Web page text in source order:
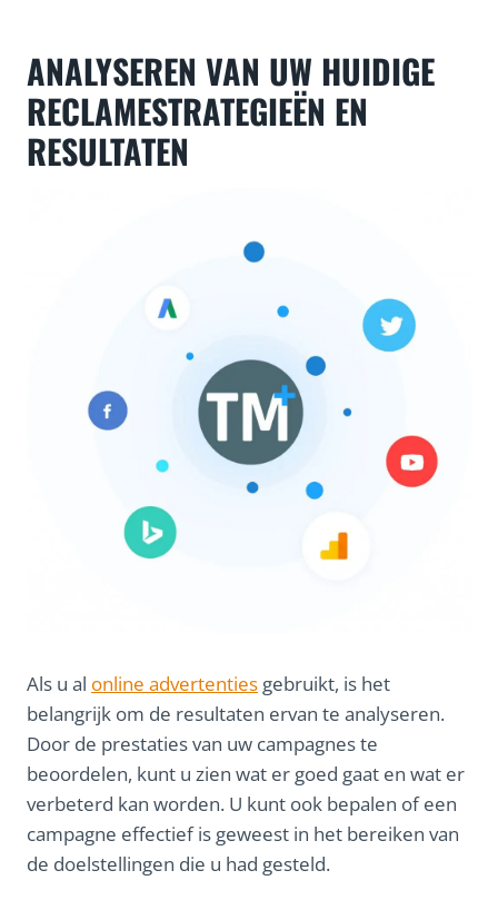
ANALYSEREN VAN UW HUIDIGE
RECLAMESTRATEGIEËN EN
RESULTATEN
Als u al online advertenties gebruikt, is het
belangrijk om de resultaten ervan te analyseren.
Door de prestaties van uw campagnes te
beoordelen, kunt u zien wat er goed gaat en wat er
verbeterd kan worden. U kunt ook bepalen of een
campagne effectief is geweest in het bereiken van
de doelstellingen die u had gesteld.